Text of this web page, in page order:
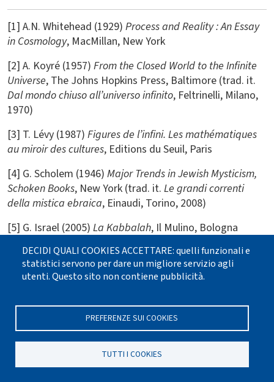
[1] A.N. Whitehead (1929) Process and Reality : An Essay
in Cosmology, MacMillan, New York
[2] A. Koyré (1957) From the Closed World to the Infinite
Universe, The Johns Hopkins Press, Baltimore (trad. it.
Dal mondo chiuso all’universo infinito, Feltrinelli, Milano,
1970)
[3] T. Lévy (1987) Figures de l’infini. Les mathématiques
au miroir des cultures, Editions du Seuil, Paris
[4] G. Scholem (1946) Major Trends in Jewish Mysticism,
Schoken Books, New York (trad. it. Le grandi correnti
della mistica ebraica, Einaudi, Torino, 2008)
[5] G. Israel (2005) La Kabbalah, Il Mulino, Bologna
[6] G. Israel (1993)L’Ebraismo e il pensiero scientifico: il
caso della Kabbalah, Prometheus, 15 (Le religioni di
Abramo e la scienza), pp. 7- 40
[7] E. Husserl (1959)Die Krisis der europäischen
Wissenschaft un die transzendentale Phänomenologi
Martinus Nijhoff, Aja (trad. it.La crisi delle scienze
europee e la fenomenologia trascendentale
Saggiatore, Milano, 1961)
DECIDI QUALI COOKIES ACCETTARE: quelli funzionali e
statistici servono per dare un migliore servizio agli
utenti. Questo sito non contiene pubblicità.
PREFERENZE SUI COOKIES
TUTTI I COOKIES